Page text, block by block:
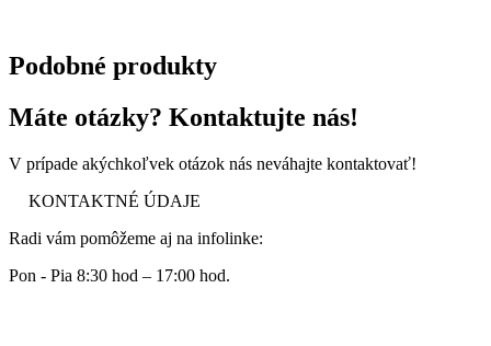
Podobné produkty
Máte otázky? Kontaktujte nás!
V prípade akýchkoľvek otázok nás neváhajte kontaktovať!
KONTAKTNÉ ÚDAJE
Radi vám pomôžeme aj na infolinke:
Pon - Pia 8:30 hod – 17:00 hod.